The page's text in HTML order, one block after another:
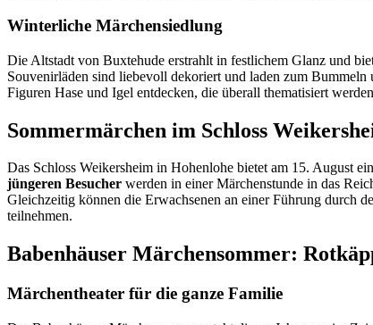
Winterliche Märchensiedlung
Die Altstadt von Buxtehude erstrahlt in festlichem Glanz und
Souvenirläden sind liebevoll dekoriert und laden zum
Figuren Hase und Igel entdecken, die überall thematisiert
Sommermärchen im Schloss
Das Schloss Weikersheim in Hohenlohe bietet am 15. August
jüngeren Besucher werden in einer Märchenstunde in das
Gleichzeitig können die Erwachsenen an einer Führung durch
teilnehmen.
Babenhäuser Märchensommer:
Märchentheater für die ganze Familie